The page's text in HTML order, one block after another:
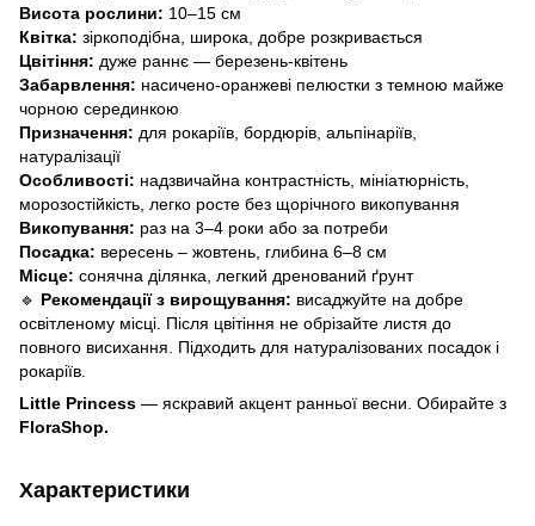
Висота рослини: 10–15 см
Квітка: зіркоподібна, широка, добре розкривається
Цвітіння: дуже раннє — березень-квітень
Забарвлення: насичено-оранжеві пелюстки з темною майже
чорною серединкою
Призначення: для рокаріїв, бордюрів, альпінаріїв,
натуралізації
Особливості: надзвичайна контрастність, мініатюрність,
морозостійкість, легко росте без щорічного викопування
Викопування: раз на 3–4 роки або за потреби
Посадка: вересень – жовтень, глибина 6–8 см
Місце: сонячна ділянка, легкий дренований ґрунт
🔹 Рекомендації з вирощування: висаджуйте на добре
освітленому місці. Після цвітіння не обрізайте листя до
повного висихання. Підходить для натуралізованих посадок і
рокаріїв.
Little Princess — яскравий акцент ранньої весни. Обирайте з
FloraShop.
Характеристики